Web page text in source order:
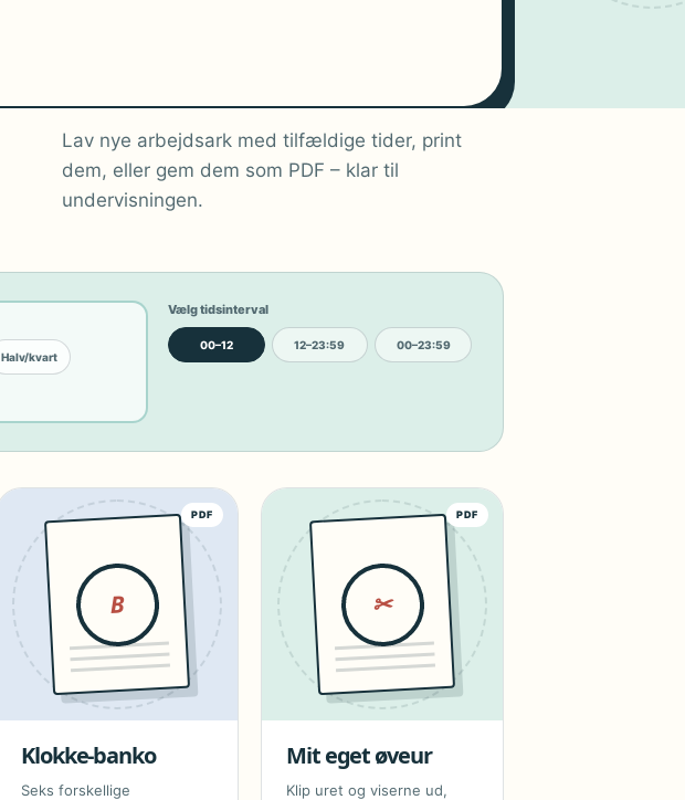
Lav nye arbejdsark med tilfældige tider, print
dem, eller gem dem som PDF – klar til
undervisningen.
Halv/kvart
Vælg tidsinterval
00–12 12–23:59 00–23:59
PDF
B
Klokke-banko
Seks forskellige
PDF
✂
Mit eget øveur
Klip uret og viserne ud,